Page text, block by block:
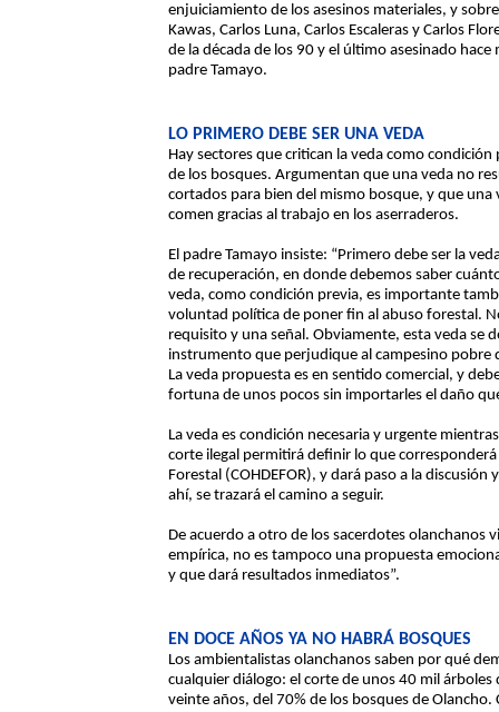
enjuiciamiento de los asesinos materiales, y
Kawas, Carlos Luna, Carlos Escaleras y Carlos
de la década de los 90 y el último asesinado
padre Tamayo.
LO PRIMERO DEBE SER UNA VEDA
Hay sectores que critican la veda como
de los bosques. Argumentan que una veda no
cortados para bien del mismo bosque, y que una
comen gracias al trabajo en los aserraderos.
El padre Tamayo insiste: “Primero debe ser la
de recuperación, en donde debemos saber
veda, como condición previa, es importante
voluntad política de poner fin al abuso forestal.
requisito y una señal. Obviamente, esta veda se
instrumento que perjudique al campesino pobre
La veda propuesta es en sentido comercial, y
fortuna de unos pocos sin importarles el daño
La veda es condición necesaria y urgente
corte ilegal permitirá definir lo que
Forestal (COHDEFOR), y dará paso a la
ahí, se trazará el camino a seguir.
De acuerdo a otro de los sacerdotes olanchanos
empírica, no es tampoco una propuesta
y que dará resultados inmediatos”.
EN DOCE AÑOS YA NO HABRÁ BOSQUES
Los ambientalistas olanchanos saben por qué
cualquier diálogo: el corte de unos 40 mil
veinte años, del 70% de los bosques de